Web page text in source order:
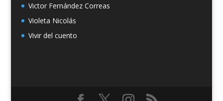
Victor Fernández Correas
Violeta Nicolás
Vivir del cuento